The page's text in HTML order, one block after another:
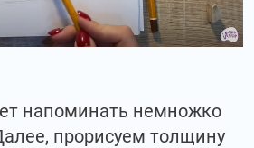
напоминать немножко
прорисуем толщину